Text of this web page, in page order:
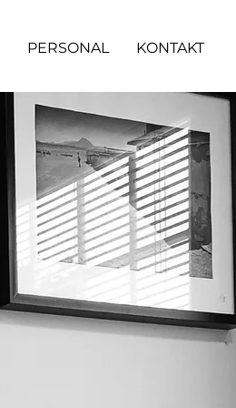
PERSONAL KONTAKT